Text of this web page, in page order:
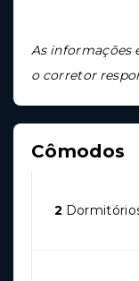
As informações
o corretor
Cômodos
2